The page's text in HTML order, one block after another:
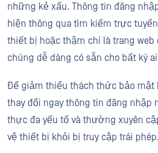
những kẻ xấu. Thông tin đăng
hiện thông qua tìm kiếm trực
thiết bị hoặc thậm chí là trang web
chúng dễ dàng có sẵn cho bất kỳ
Để giảm thiểu thách thức bảo mật
thay đổi ngay thông tin đăng nhập
thực đa yếu tố và thường xuyên
vệ thiết bị khỏi bị truy cập trái phép.